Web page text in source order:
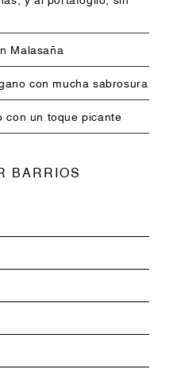
Malasaña
con mucha sabrosura
con un toque picante
BARRIOS